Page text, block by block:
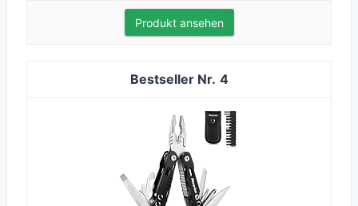
Produkt ansehen
4